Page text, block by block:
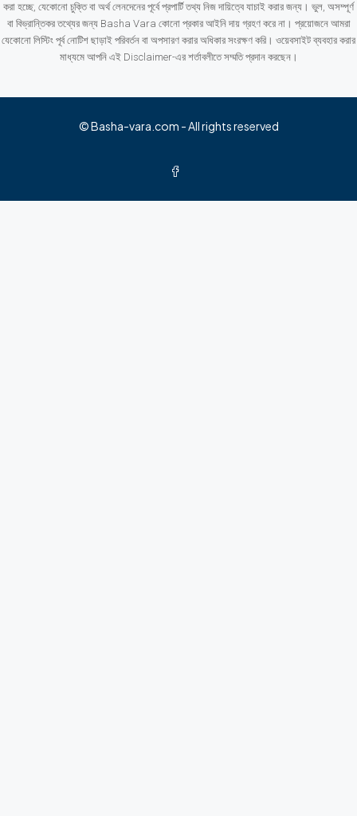
করা হচ্ছে, যেকোনো চুক্তি বা অর্থ লেনদেনের পূর্বে প্রপার্টি তথ্য নিজ দায়িত্বে যাচাই করার জন্য। ভুল, অসম্পূর্ণ
বা বিভ্রান্তিকর তথ্যের জন্য Basha Vara কোনো প্রকার আইনি দায় গ্রহণ করে না। প্রয়োজনে আমরা
যেকোনো লিস্টিং পূর্ব নোটিশ ছাড়াই পরিবর্তন বা অপসারণ করার অধিকার সংরক্ষণ করি। ওয়েবসাইট ব্যবহার করার
মাধ্যমে আপনি এই Disclaimer-এর শর্তাবলীতে সম্মতি প্রদান করছেন।
© Basha-vara.com - All rights reserved